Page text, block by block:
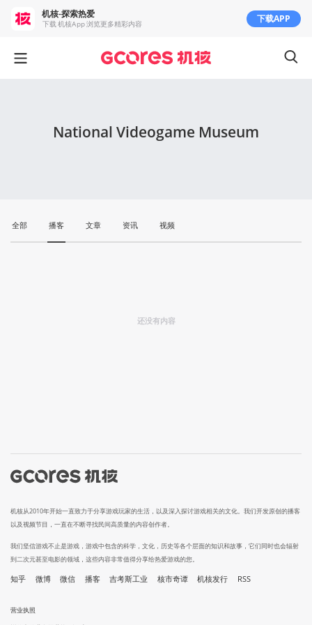
National Videogame Museum
全部 播客 文章 资讯 视频
还没有内容
机核从2010年开始一直致力于分享游戏玩家的生活，以及深入探讨游戏相关的文化。我们开发原创的播客
以及视频节目，一直在不断寻找民间高质量的内容创作者。
我们坚信游戏不止是游戏，游戏中包含的科学，文化，历史等各个层面的知识和故事，它们同时也会辐射
到二次元甚至电影的领域，这些内容非常值得分享给热爱游戏的您。
知乎 微博 微信 播客 吉考斯工业 核市奇谭 机核发行 RSS
营业执照
机核-探索热爱
下载 机核App 浏览更多精彩内容 下载APP